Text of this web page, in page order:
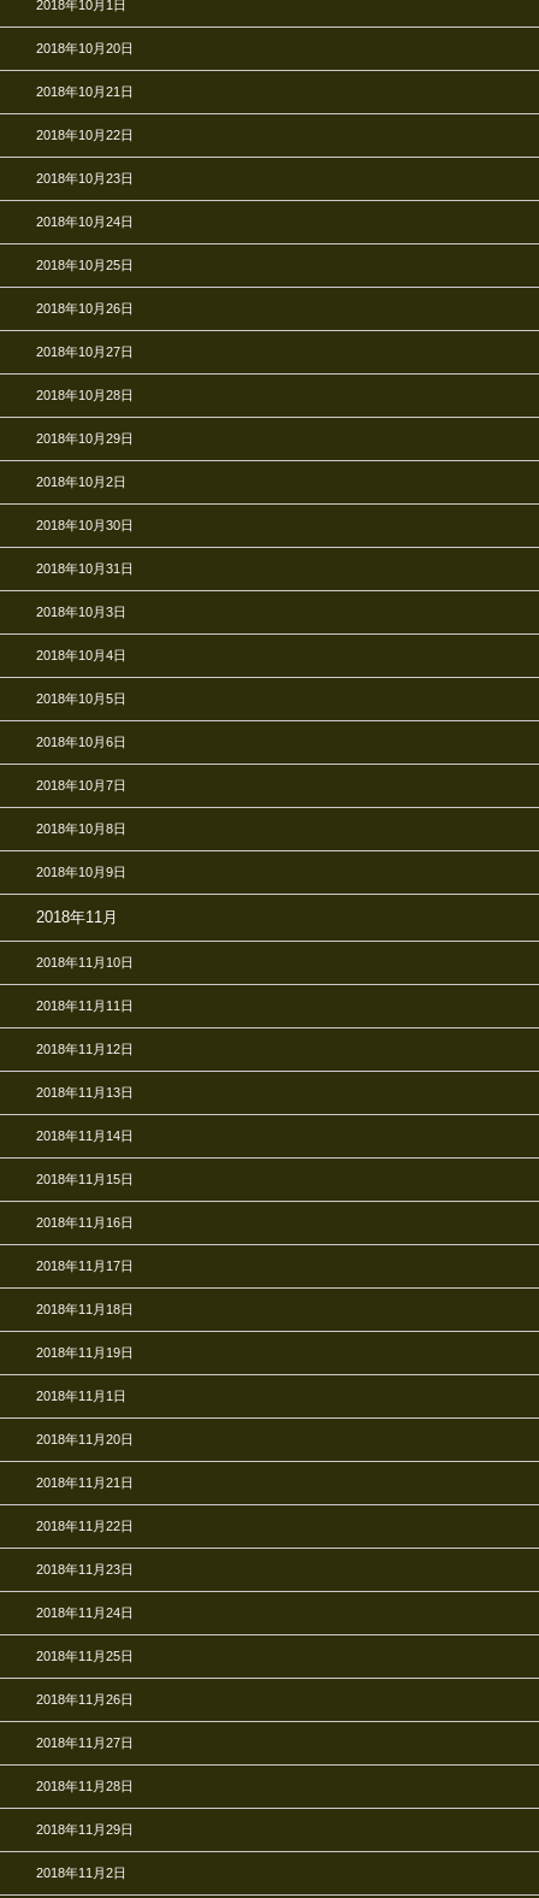
2018年10月1日
2018年10月20日
2018年10月21日
2018年10月22日
2018年10月23日
2018年10月24日
2018年10月25日
2018年10月26日
2018年10月27日
2018年10月28日
2018年10月29日
2018年10月2日
2018年10月30日
2018年10月31日
2018年10月3日
2018年10月4日
2018年10月5日
2018年10月6日
2018年10月7日
2018年10月8日
2018年10月9日
2018年11月
2018年11月10日
2018年11月11日
2018年11月12日
2018年11月13日
2018年11月14日
2018年11月15日
2018年11月16日
2018年11月17日
2018年11月18日
2018年11月19日
2018年11月1日
2018年11月20日
2018年11月21日
2018年11月22日
2018年11月23日
2018年11月24日
2018年11月25日
2018年11月26日
2018年11月27日
2018年11月28日
2018年11月29日
2018年11月2日